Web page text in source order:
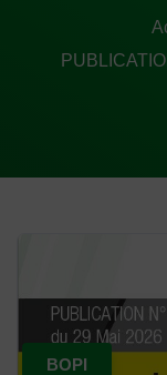
BOPI